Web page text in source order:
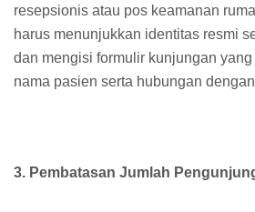
resepsionis atau pos keamanan
harus menunjukkan identitas resmi
dan mengisi formulir kunjungan
nama pasien serta hubungan
3. Pembatasan Jumlah